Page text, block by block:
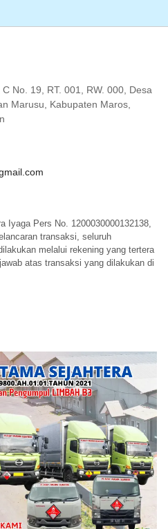
No. 19, RT. 001, RW. 000, Desa
Marusu, Kabupaten Maros,
Iyaga Pers No. 1200030000132138,
transaksi, seluruh
melalui rekening yang tertera
atas transaksi yang dilakukan di
Baharuddin Grup. All